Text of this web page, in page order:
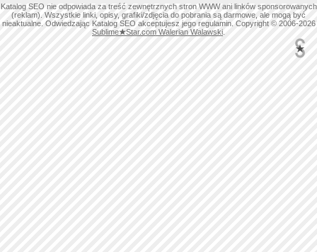
Katalog SEO nie odpowiada za treść zewnętrznych stron WWW ani linków sponsorowanych
(reklam). Wszystkie linki, opisy, grafiki/zdjęcia do pobrania są darmowe, ale mogą być
nieaktualne. Odwiedzając Katalog SEO akceptujesz jego regulamin. Copyright © 2006-2026
Sublime★Star.com Walerian Walawski